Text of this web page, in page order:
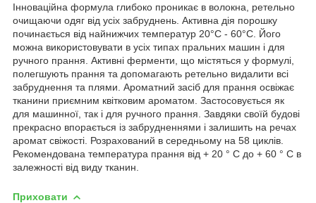
Інноваційна формула глибоко проникає в волокна, ретельно
очищаючи одяг від усіх забруднень. Активна дія порошку
починається від найнижчих температур 20°C - 60°C. Його
можна використовувати в усіх типах пральних машин і для
ручного прання. Активні ферменти, що містяться у формулі,
полегшують прання та допомагають ретельно видалити всі
забруднення та плями. Ароматний засіб для прання освіжає
тканини приємним квітковим ароматом. Застосовується як
для машинної, так і для ручного прання. Завдяки своїй будові
прекрасно впорається із забрудненнями і залишить на речах
аромат свіжості. Розрахований в середньому на 58 циклів.
Рекомендована температура прання від + 20 ° С до + 60 ° С в
залежності від виду тканин.
Приховати